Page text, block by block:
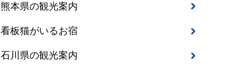
熊本県の観光案内
看板猫がいるお宿
石川県の観光案内